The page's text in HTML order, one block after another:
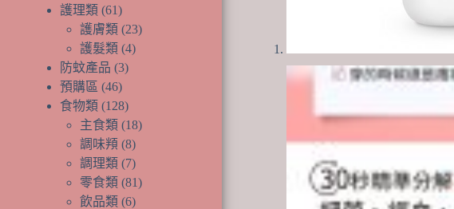
個
產
品
護理類 6161
個
產
品
護膚類 2323
護髮類 44
防蚊產品 33
產
品
預購區 4646
個
產
品
食物類 128128
個
產
品
主食類 1818
品
調味頖 88
個
產
品
調理類 77
個
產
零食類 8181
飲品類 66